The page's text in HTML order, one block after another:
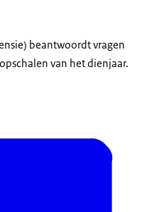
beantwoordt vragen
van het dienjaar.